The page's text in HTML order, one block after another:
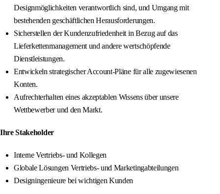
Designmöglichkeiten verantwortlich sind, und Umgang mit
bestehenden geschäftlichen Herausforderungen.
Sicherstellen der Kundenzufriedenheit in Bezug auf das
Lieferkettenmanagement und andere wertschöpfende
Dienstleistungen.
Entwickeln strategischer Account-Pläne für alle zugewiesenen
Konten.
Aufrechterhalten eines akzeptablen Wissens über unsere
Wettbewerber und den Markt.
Ihre Stakeholder
Interne Vertriebs- und Kollegen
Globale Lösungen Vertriebs- und Marketingabteilungen
Designingenieure bei wichtigen Kunden